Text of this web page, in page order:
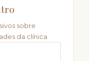
sobre
da clínica.